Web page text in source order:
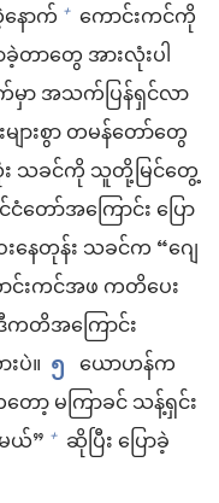
ောက် + ကောင်းကင်ကို
ခဲ့တာတွေ အားလုံးပါ
မှာ အသက်ပြန်ရှင်လာ
းစွာ တမန်တော်တွေ
း သခင်ကို သူတို့မြင်တွေ့
ာ်အကြောင်း ပြော
ေတုန်း သခင်က “ဂျေ
င်းကင်အဖ ကတိပေး
တိအကြောင်း
ပဲ။ ၅ ယောဟန်က
ော့ မကြာခင် သန့်ရှင်း
ယ်” + ဆိုပြီး ပြောခဲ့